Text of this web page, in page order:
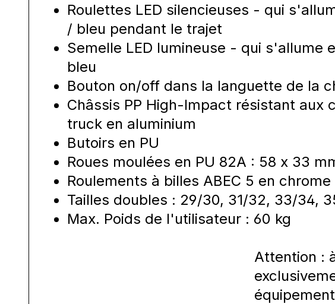
Roulettes LED silencieuses - qui
/ bleu pendant le trajet
Semelle LED lumineuse - qui s'allume
bleu
Bouton on/off dans la languette de la
Châssis PP High-Impact résistant aux
truck en aluminium
Butoirs en PU
Roues moulées en PU 82A : 58 x 33
Roulements à billes ABEC 5 en chrome
Tailles doubles : 29/30, 31/32, 33/34,
Max. Poids de l'utilisateur : 60 kg
Attention :